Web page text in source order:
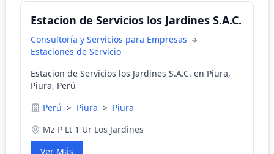
Estacion de Servicios los Jardines S.A.C.
Consultoría y Servicios para Empresas
Estaciones de Servicio
Estacion de Servicios los Jardines S.A.C. en Piura,
Piura, Perú
Perú > Piura > Piura
Mz P Lt 1 Ur Los Jardines
Ver Más